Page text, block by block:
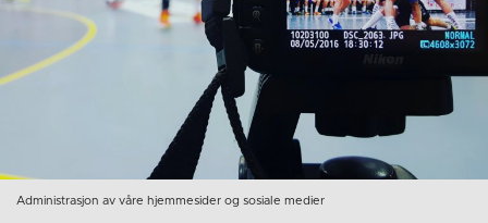
Administrasjon av våre hjemmesider og sosiale medier